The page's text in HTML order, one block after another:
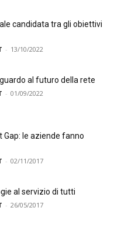
candidata tra gli obiettivi
- 13/10/2022
al futuro della rete
- 01/09/2022
Gap: le aziende fanno
- 02/11/2017
al servizio di tutti
- 26/05/2017